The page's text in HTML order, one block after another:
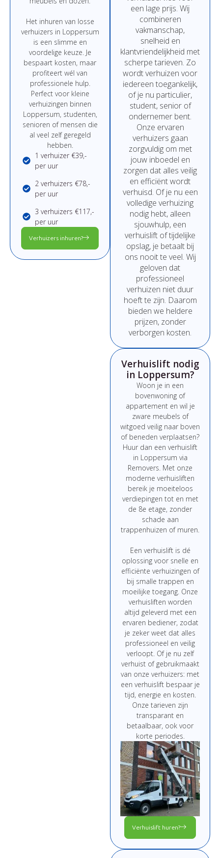
Het inhuren van losse
verhuizers in Loppersum
is een slimme en
voordelige keuze. Je
bespaart kosten, maar
profiteert wél van
professionele hulp.
Perfect voor kleine
verhuizingen binnen
Loppersum, studenten,
senioren of mensen die
al veel zelf geregeld
hebben.
1 verhuizer €39,-
per uur
2 verhuizers €78,-
per uur
3 verhuizers €117,-
per uur
Verhuizers inhuren?
een lage prijs. Wij
combineren
vakmanschap,
snelheid en
klantvriendelijkheid met
scherpe tarieven. Zo
wordtverhuizen voor
iedereen toegankelijk,
ofje nu particulier,
student, senior of
ondernemer bent.
Onze ervaren
verhuizers gaan
zorgvuldig om met
jouw inboedel en
zorgen dat alles veilig
en efficiëntwordt
verhuisd. Ofje nu een
volledige verhuizing
nodig hebt, alleen
sjouwhulp, een
verhuislift oftijdelijke
opslag, je betaalt bij
ons nooitte veel. Wij
geloven dat
professioneel
verhuizen niet duur
hoeftte zijn. Daarom
bieden we heldere
prijzen, zonder
verborgen kosten.
Verhuislift nodig
in Loppersum?
Woon je in een
bovenwoning of
appartement en wil je
zware meubels of
witgoed veilig naar boven
of beneden verplaatsen?
Huur dan een verhuislift
in Loppersum via
Removers. Met onze
moderne verhuisliften
bereik je moeiteloos
verdiepingen tot en met
de 8e etage, zonder
schade aan
trappenhuizen of muren.
Een verhuislift is dé
oplossing voor snelle en
efficiënte verhuizingen of
bij smalle trappen en
moeilijke toegang. Onze
verhuisliften worden
altijd geleverd met een
ervaren bediener, zodat
je zeker weet dat alles
professioneel en veilig
verloopt. Of je nu zelf
verhuist of gebruikmaakt
van onze verhuizers: met
een verhuislift bespaar je
tijd, energie en kosten.
Onze tarieven zijn
transparant en
betaalbaar, ook voor
korte periodes.
Verhuislift huren?